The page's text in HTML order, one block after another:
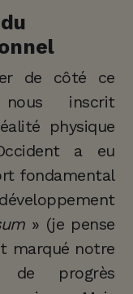
de côté ce
inscrit
physique
a eu
fondamental
» (je pense
marqué notre
de progrès